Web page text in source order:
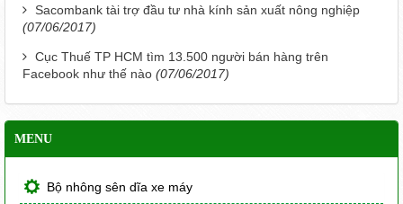
Sacombank tài trợ đầu tư nhà kính sản xuất nông nghiệp
(07/06/2017)
Cục Thuế TP HCM tìm 13.500 người bán hàng trên
Facebook như thế nào (07/06/2017)
MENU
Bộ nhông sên dĩa xe máy